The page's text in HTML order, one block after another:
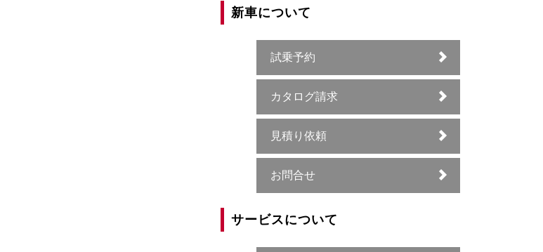
新車について
試乗予約
カタログ請求
見積り依頼
お問合せ
サービスについて